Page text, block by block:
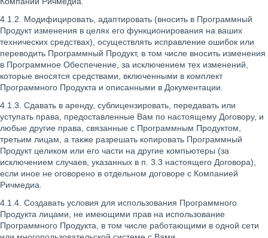
4.1.2. Модифицировать, адаптировать (вносить в Программный
Продукт изменения в целях его функционирования на ваших
технических средствах), осуществлять исправление ошибок или
переводить Программный Продукт, в том числе вносить изменения
в Программное Обеспечение, за исключением тех изменений,
которые вносятся средствами, включенными в комплект
Программного Продукта и описанными в Документации.
4.1.3. Сдавать в аренду, сублицензировать, передавать или
уступать права, предоставленные Вам по настоящему Договору, и
любые другие права, связанные с Программным Продуктом,
третьим лицам, а также разрешать копировать Программный
Продукт целиком или его части на другие компьютеры (за
исключением случаев, указанных в п. 3.3 настоящего Договора),
если иное не оговорено в отдельном договоре с Компанией
Ричмедиа.
4.1.4. Создавать условия для использования Программного
Продукта лицами, не имеющими прав на использование
Программного Продукта, в том числе работающими в одной сети